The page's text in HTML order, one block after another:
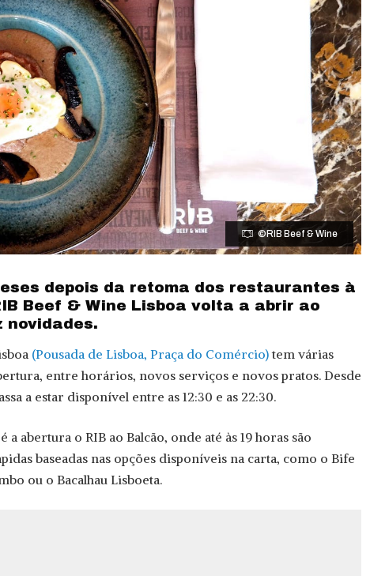
©RIB Beef & Wine
depois da retoma dos restaurantes à
Beef & Wine Lisboa volta a abrir ao
novidades.
(Pousada de Lisboa, Praça do Comércio)tem várias
entre horários, novos serviços e novos pratos. Desde
a estar disponível entre as 12:30 e as 22:30.
a abertura o RIB ao Balcão, onde até às 19 horas são
baseadas nas opções disponíveis na carta, como o Bife
ou o Bacalhau Lisboeta.